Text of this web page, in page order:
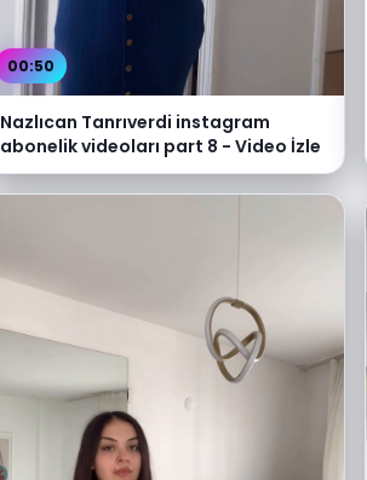
00:50
Nazlıcan Tanrıverdi instagram
abonelik videoları part 8 - Video İzle